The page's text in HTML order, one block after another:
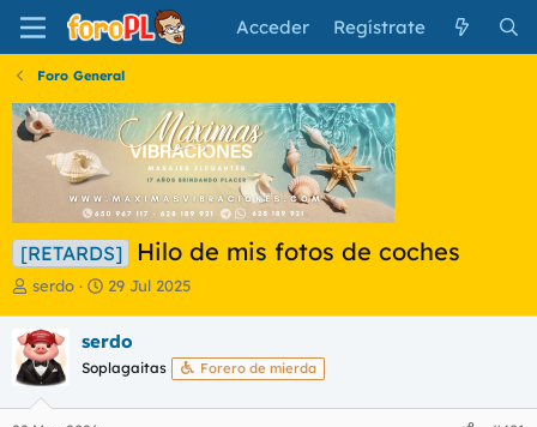
Acceder Regístrate
Foro General
[RETARDS] Hilo de mis fotos de coches
I
i
c
i
a
d
serdo
F
h
a
e
29 Jul 2025
serdo
Soplagaitas Forero de mierda